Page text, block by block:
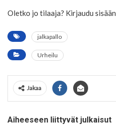
Oletko jo tilaaja? Kirjaudu sisään
jalkapallo
Urheilu
Jakaa
Aiheeseen liittyvät julkaisut